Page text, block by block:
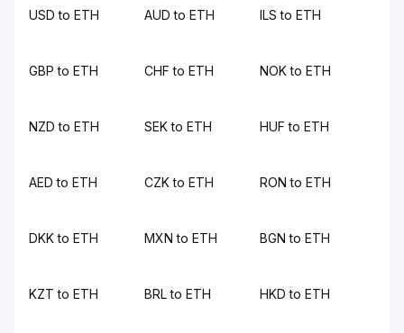
USD to ETH AUD to ETH ILS to ETH
GBP to ETH CHF to ETH NOK to ETH
NZD to ETH SEK to ETH HUF to ETH
AED to ETH CZK to ETH RON to ETH
DKK to ETH MXN to ETH BGN to ETH
KZT to ETH BRL to ETH HKD to ETH